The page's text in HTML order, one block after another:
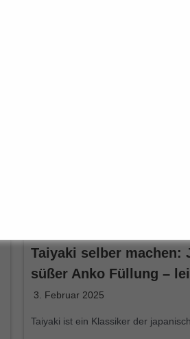
Taiyaki selber machen:
süßer Anko Füllung –
3. Februar 2025
Taiyaki ist ein Klassiker der